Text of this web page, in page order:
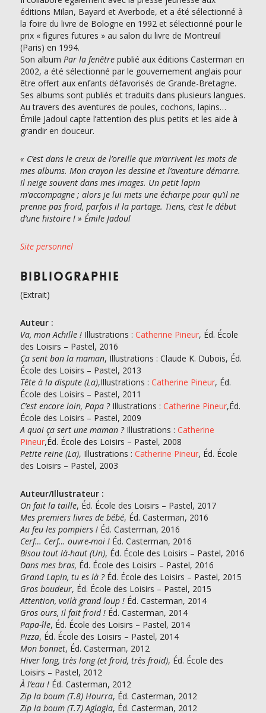
éditions Milan, Bayard et Averbode, et a été sélectionné à
la foire du livre de Bologne en 1992 et sélectionné pour le
prix « figures futures » au salon du livre de Montreuil
(Paris) en 1994.
Son album Par la fenêtrepublié aux éditions Casterman en
2002, a été sélectionné par le gouvernement anglais pour
être offert aux enfants défavorisés de Grande-Bretagne.
Ses albums sont publiés et traduits dans plusieurs langues.
Au travers des aventures de poules, cochons, lapins…
Émile Jadoul capte l’attention des plus petits et les aide à
grandir en douceur.
« C’est dans le creux de l’oreille que m’arrivent les mots de
mes albums. Mon crayon les dessine et l’aventure démarre.
Il neige souvent dans mes images. Un petit lapin
m’accompagne ; alors je lui mets une écharpe pour qu’il ne
prenne pas froid, parfois il la partage. Tiens, c’est le début
d’une histoire ! » Émile Jadoul
Site personnel
Bibliographie
(Extrait)
Auteur :
Va, mon Achille !Illustrations : Catherine Pineur, Éd. École
des Loisirs – Pastel, 2016
Ça sent bon la maman, Illustrations : Claude K. Dubois, Éd.
École des Loisirs – Pastel, 2013
Tête à la dispute (La),Illustrations : Catherine Pineur, Éd.
École des Loisirs – Pastel, 2011
C’est encore loin, Papa ?Illustrations : Catherine Pineur,Éd.
École des Loisirs – Pastel, 2009
A quoi ça sert une maman ?Illustrations : Catherine
Pineur,Éd. École des Loisirs – Pastel, 2008
Petite reine (La), Illustrations : Catherine Pineur, Éd. École
des Loisirs – Pastel, 2003
Auteur/Illustrateur :
On fait la taille, Éd. École des Loisirs – Pastel, 2017
Mes premiers livres de bébé, Éd. Casterman, 2016
Au feu les pompiers !Éd. Casterman, 2016
Cerf… Cerf… ouvre-moi !Éd. Casterman, 2016
Bisou tout là-haut (Un), Éd. École des Loisirs – Pastel, 2016
Dans mes bras, Éd. École des Loisirs – Pastel, 2016
Grand Lapin, tu es là ?Éd. École des Loisirs – Pastel, 2015
Gros boudeur, Éd. École des Loisirs – Pastel, 2015
Attention, voilà grand loup !Éd. Casterman, 2014
Gros ours, il fait froid !Éd. Casterman, 2014
Papa-île, Éd. École des Loisirs – Pastel, 2014
Pizza, Éd. École des Loisirs – Pastel, 2014
Mon bonnet, Éd. Casterman, 2012
Hiver long, très long (et froid, très froid), Éd. École des
Loisirs – Pastel, 2012
À l’eau !Éd. Casterman, 2012
Zip la boum (T.8) Hourra, Éd. Casterman, 2012
Zip la boum (T.7) Aglagla, Éd. Casterman, 2012